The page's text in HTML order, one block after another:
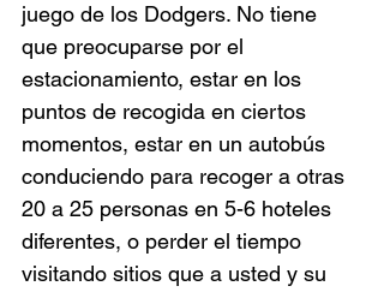
juego de los Dodgers. No tiene
que preocuparse por el
estacionamiento, estar en los
puntos de recogida en ciertos
momentos, estar en un autobús
conduciendo para recoger a otras
20 a 25 personas en 5-6 hoteles
diferentes, o perder el tiempo
visitando sitios que a usted y su